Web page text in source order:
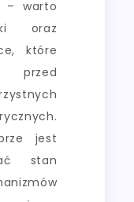
– warto
oraz
które
przed
jest
stan